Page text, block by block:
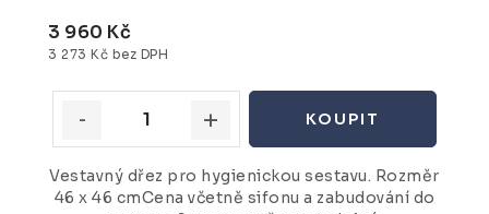
3 273 Kč bez DPH
3 960 Kč
Vestavný dřez pro hygienickou sestavu. Rozměr
46 x 46 cmCena včetně sifonu a zabudování do